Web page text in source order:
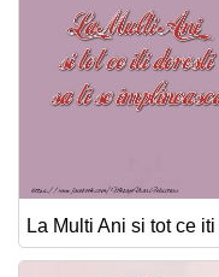
La Multi Ani si tot ce